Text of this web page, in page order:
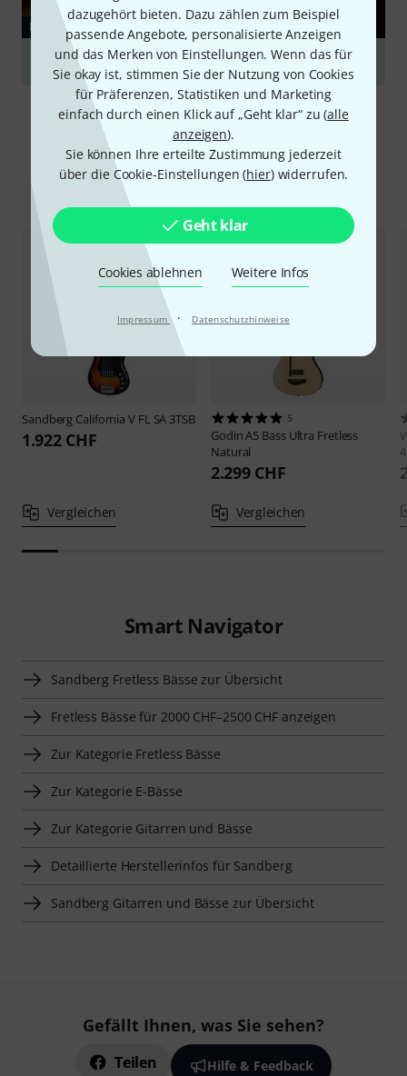
dazugehört bieten. Dazu zählen zum Beispiel
passende Angebote, personalisierte Anzeigen
und das Merken von Einstellungen. Wenn das für
Sie okay ist, stimmen Sie der Nutzung von Cookies
für Präferenzen, Statistiken und Marketing
einfach durch einen Klick auf „Geht klar“ zu (alle
anzeigen).
Sie können Ihre erteilte Zustimmung jederzeit
über die Cookie-Einstellungen (hier) widerrufen.
Geht klar
Cookies ablehnen Weitere Infos
Impressum · Datenschutzhinweise
RATGEBER
Bässe
Alternativen vergleichen
Sandberg California V FL SA 3TSB
1.922 CHF
Vergleichen
5
GodinA5 Bass Ultra Fretless
Natural
2.299 CHF
Vergleichen
Smart Navigator
Sandberg Fretless Bässe zur Übersicht
Fretless Bässe für 2000 CHF–2500 CHF anzeigen
Zur Kategorie Fretless Bässe
Zur Kategorie E-Bässe
Zur Kategorie Gitarren und Bässe
Detaillierte Herstellerinfos für Sandberg
Sandberg Gitarren und Bässe zur Übersicht
Gefällt Ihnen, was Sie sehen?
Teilen Hilfe & Feedback